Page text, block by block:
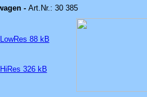
- Art.Nr.: 30 385
LowRes 88 kB
HiRes 326 kB